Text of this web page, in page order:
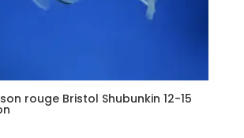
rouge Bristol Shubunkin 12-15